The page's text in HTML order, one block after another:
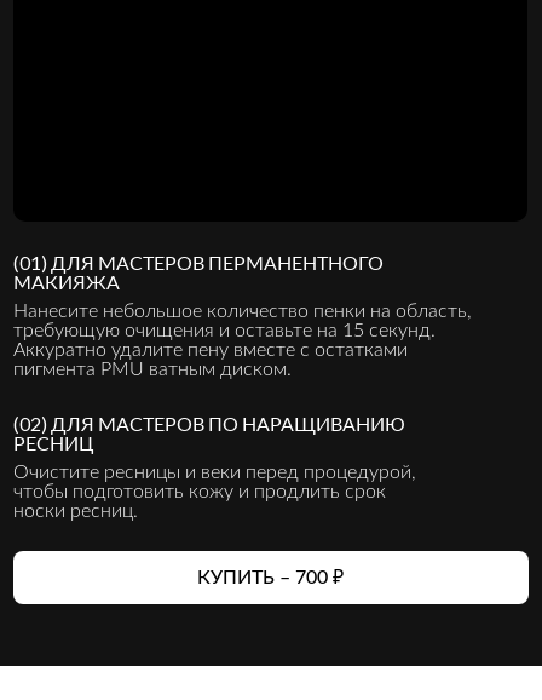
Нанесите небольшое количество пенки на область,
требующую очищения и оставьте на 15 секунд.
Аккуратно удалите пену вместе с остатками
пигмента PMU ватным диском.
(01) ДЛЯ МАСТЕРОВ ПЕРМАНЕНТНОГО
МАКИЯЖА
Очистите ресницы и веки перед процедурой,
чтобы подготовить кожу и продлить срок
носки ресниц.
(02) ДЛЯ МАСТЕРОВ ПО НАРАЩИВАНИЮ
РЕСНИЦ
КУПИТЬ – 700 ₽